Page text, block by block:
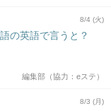
8/4 (火)
の英語で言うと？
編集部（協力：eステ）
8/3 (月)